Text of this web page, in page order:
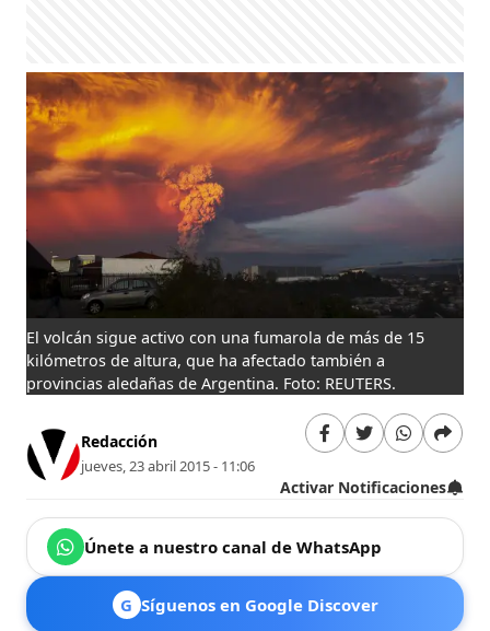
El volcán sigue activo con una fumarola de más de 15
kilómetros de altura, que ha afectado también a
provincias aledañas de Argentina. Foto: REUTERS.
Redacción
jueves, 23 abril 2015 - 11:06
Activar Notificaciones
Únete a nuestro canal de WhatsApp
G Síguenos en Google Discover